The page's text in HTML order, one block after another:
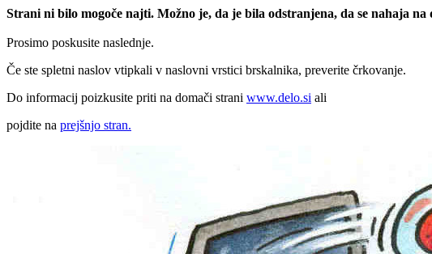
Strani ni bilo mogoče najti. Možno je, da je bila odstranjena, da se nahaja
Prosimo poskusite naslednje.
Če ste spletni naslov vtipkali v naslovni vrstici brskalnika, preverite črkovanje.
Do informacij poizkusite priti na domači strani www.delo.si ali
pojdite na prejšnjo stran.